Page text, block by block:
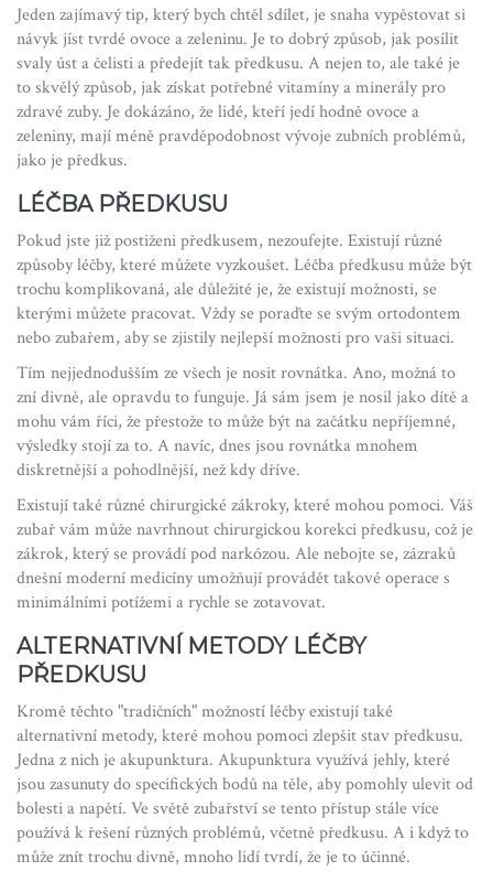
Jeden zajímavý tip, který bych chtěl sdílet, je snaha vypěstovat si
návyk jíst tvrdé ovoce a zeleninu. Je to dobrý způsob, jak posílit
svaly úst a čelisti a předejít tak předkusu. A nejen to, ale také je
to skvělý způsob, jak získat potřebné vitamíny a minerály pro
zdravé zuby. Je dokázáno, že lidé, kteří jedí hodně ovoce a
zeleniny, mají méně pravděpodobnost vývoje zubních problémů,
jako je předkus.
LÉČBA PŘEDKUSU
Pokud jste již postiženi předkusem, nezoufejte. Existují různé
způsoby léčby, které můžete vyzkoušet. Léčba předkusu může být
trochu komplikovaná, ale důležité je, že existují možnosti, se
kterými můžete pracovat. Vždy se poraďte se svým ortodontem
nebo zubařem, aby se zjistily nejlepší možnosti pro vaši situaci.
Tím nejjednodušším ze všech je nosit rovnátka. Ano, možná to
zní divně, ale opravdu to funguje. Já sám jsem je nosil jako dítě a
mohu vám říci, že přestože to může být na začátku nepříjemné,
výsledky stojí za to. A navíc, dnes jsou rovnátka mnohem
diskretnější a pohodlnější, než kdy dříve.
Existují také různé chirurgické zákroky, které mohou pomoci. Váš
zubař vám může navrhnout chirurgickou korekci předkusu, což je
zákrok, který se provádí pod narkózou. Ale nebojte se, zázraků
dnešní moderní medicíny umožňují provádět takové operace s
minimálními potížemi a rychle se zotavovat.
ALTERNATIVNÍ METODY LÉČBY
PŘEDKUSU
Kromě těchto "tradičních" možností léčby existují také
alternativní metody, které mohou pomoci zlepšit stav předkusu.
Jedna z nich je akupunktura. Akupunktura využívá jehly, které
jsou zasunuty do specifických bodů na těle, aby pomohly ulevit od
bolesti a napětí. Ve světě zubařství se tento přístup stále více
používá k řešení různých problémů, včetně předkusu. A i když to
může znít trochu divně, mnoho lidí tvrdí, že je to účinné.